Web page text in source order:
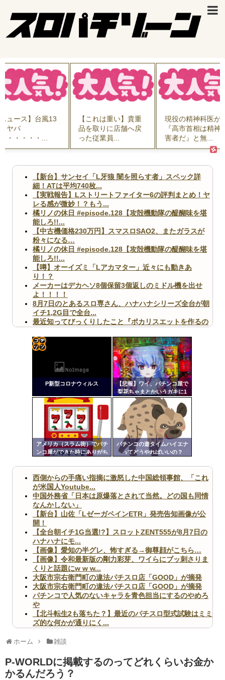
【これは重い】貴重
品を取りに店舗へ戻
った従業員...
現役の精神科医が
『高市首相は精神障
害者だ』と無...
【速報】高市
｢こんなバカ｣
したGE...
【新台】サンセイ「L牙狼 闇を照らす者」スペック詳
細！ATは平均740枚...
【実戦報告】Lストリートファイター6の評判まとめ！ヤ
レる感が微妙！？もう...
橘リノの休日 #episode.128【攻殻機動隊の醍醐味を堪
能しろ!!...
【中古機価格230万円】スマスロSAO2、またガラスが
粉々になる…
橘リノの休日 #episode.128【攻殻機動隊の醍醐味を堪
能しろ!!...
【噂】オーイズミ「Lアカマター」近々にも動きあ
り！？
メーカーはデカヘソ8個保留3個返しのミドル機を出せ
よ！！！！
8月7日のとあるスロ専さん、ハナハナシリーズ全台が朝
イチ1,2G目で全台...
最近知ってびっくりしたこと『ポカリスエットを作るの
【ヤバ杉】日本の無車検車「実は俺たち20万台も走って
ますｗ」←これどうす...
【閲覧注意】俺が近くにいると機械が壊れるんだけどさ
【画像】ペプシコーラ社、「こういうのでいいんだよ」
な新商品を発売
Powered by livedoor 相互RSS
P新型コロナウィルス
【悲報】ワイ、パチンコ屋で
梨花ちゃまとかいうガキに1
万カツアゲされる
アメリカ（スラム街）でパチ
ンコ屋ができた時にありがち
ｗｗｗｗｗｗｗ
パチンコの遊タイムハイエナ
ってどうやればいいの？
定リ
ンク
自動
更新
ツー
西側からの手痛い指摘に激怒した中国総領事館、「これ
が米国人Youtube...
中国外務省「日本は原爆落とされて当然。どの国も同情
なんかしない」
【新台】山佐「LゼーガペインETR」発売告知画像が公
開！
【全台朝イチ1G当選!?】スロットZENT555が8月7日の
ハナハナにモ...
【画像】愛知の半グレ、怖すぎる→御尊顔がこちら…
【画像】令和最新版の剛力彩芽、ワイらにブッ刺さりま
くりと話題にw w w...
大阪市宗右衛門町の違法パチスロ店「GOOD」が摘発
大阪市宗右衛門町の違法パチスロ店「GOOD」が摘発
パチンコで人気のないキャラを青色担当にするのやめろ
や
【北斗転生2も落ちた？】最近のパチスロ型式試験はミミ
ズ的な何かが通りにく...
いヤバいか教えて？...
ホーム 雑談
P-WORLDに掲載するのってどれくらいお金か
かるんだろう？